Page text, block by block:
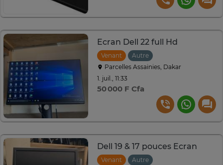
Ecran Dell 22 full Hd
Venant
Autre
Parcelles Assainies, Dakar
1. juil., 11:33
50 000 F Cfa
Dell 19 & 17 pouces Ecran
Venant
Autre